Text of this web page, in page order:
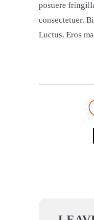
posuere
consectetuer.
Luctus. Eros